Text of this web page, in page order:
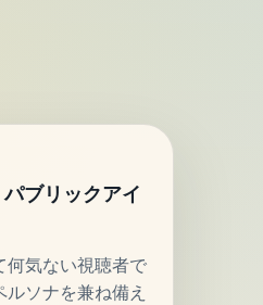
ブリックアイ
何気ない視聴者で
ソナを兼ね備え